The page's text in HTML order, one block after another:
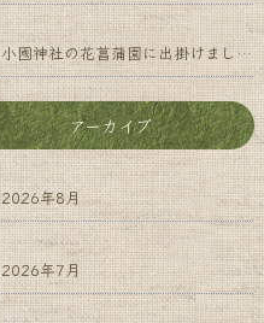
小國神社の花菖蒲園に出掛けました
アーカイブ
2026年8月
2026年7月